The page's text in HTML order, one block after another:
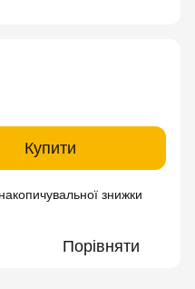
Купити
знижки
Порівняти